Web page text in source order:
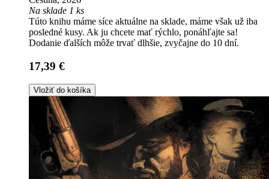
Na sklade 1 ks
Túto knihu máme síce aktuálne na sklade, máme však už iba
posledné kusy. Ak ju chcete mať rýchlo, ponáhľajte sa!
Dodanie ďalších môže trvať dlhšie, zvyčajne do 10 dní.
17,39 €
Vložiť do košíka